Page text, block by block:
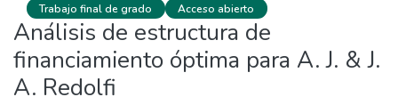
Trabajo final de grado Acceso abierto
Análisis de estructura de
financiamiento óptima para A. J. & J.
A. Redolfi